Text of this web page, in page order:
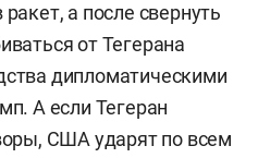
а после свернуть
от Тегерана
дипломатическими
А если Тегеран
США ударят по всем